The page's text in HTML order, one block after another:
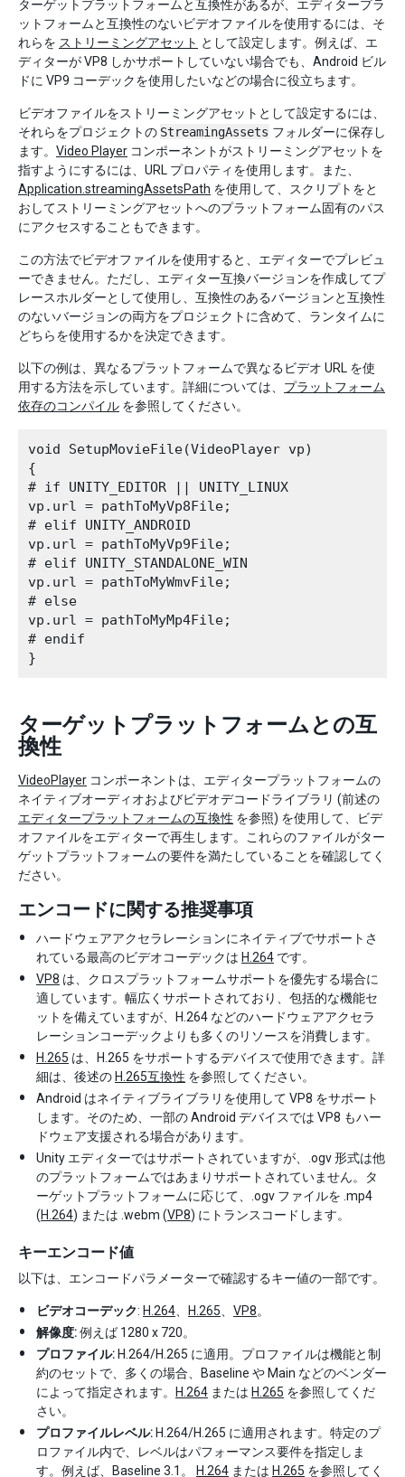
ターゲットプラットフォームと互換性があるが、エディタープラ
ットフォームと互換性のないビデオファイルを使用するには、そ
れらを ストリーミングアセット として設定します。例えば、エ
ディターが VP8 しかサポートしていない場合でも、Android ビル
ドに VP9 コーデックを使用したいなどの場合に役立ちます。
ビデオファイルをストリーミングアセットとして設定するには、
それらをプロジェクトの StreamingAssets フォルダーに保存し
ます。 Video Player コンポーネントがストリーミングアセットを
指すようにするには、URL プロパティを使用します。また、
Application.streamingAssetsPath を使用して、スクリプトをと
おしてストリーミングアセットへのプラットフォーム固有のパス
にアクセスすることもできます。
この方法でビデオファイルを使用すると、エディターでプレビュ
ーできません。ただし、エディター互換バージョンを作成してプ
レースホルダーとして使用し、互換性のあるバージョンと互換性
のないバージョンの両方をプロジェクトに含めて、ランタイムに
どちらを使用するかを決定できます。
以下の例は、異なるプラットフォームで異なるビデオ URL を使
用する方法を示しています。詳細については、 プラットフォーム
依存のコンパイル を参照してください。
void SetupMovieFile(VideoPlayer vp)
{
# if UNITY_EDITOR || UNITY_LINUX
vp.url = pathToMyVp8File;
# elif UNITY_ANDROID
vp.url = pathToMyVp9File;
# elif UNITY_STANDALONE_WIN
vp.url = pathToMyWmvFile;
# else
vp.url = pathToMyMp4File;
# endif
ターゲットプラットフォームとの互
換性
VideoPlayer コンポーネントは、エディタープラットフォームの
ネイティブオーディオおよびビデオデコードライブラリ (前述の
エディタープラットフォームの互換性 を参照) を使用して、ビデ
オファイルをエディターで再生します。これらのファイルがター
ゲットプラットフォームの要件を満たしていることを確認してく
ださい。
エンコードに関する推奨事項
ハードウェアアクセラレーションにネイティブでサポートさ
れている最高のビデオコーデックは H.264 です。
VP8 は、クロスプラットフォームサポートを優先する場合に
適しています。幅広くサポートされており、包括的な機能セ
ットを備えていますが、H.264 などのハードウェアアクセラ
レーションコーデックよりも多くのリソースを消費します。
H.265 は、H.265 をサポートするデバイスで使用できます。詳
細は、後述の H.265互換性 を参照してください。
Android はネイティブライブラリを使用して VP8 をサポート
します。そのため、一部の Android デバイスでは VP8 もハー
ドウェア支援される場合があります。
Unity エディターではサポートされていますが、.ogv 形式は他
のプラットフォームではあまりサポートされていません。タ
ーゲットプラットフォームに応じて、.ogv ファイルを .mp4
(H.264) または .webm (VP8) にトランスコードします。
キーエンコード値
以下は、エンコードパラメーターで確認するキー値の一部です。
ビデオコーデック: H.264 H.265 VP8。
解像度:例えば 1280 x 720。
プロファイル: H.264/H.265 に適用。プロファイルは機能と制
約のセットで、多くの場合、Baseline や Main などのベンダー
によって指定されます。
H.264 または H.265 を参照してくだ
さい。
プロファイルレベル: H.264/H.265 に適用されます。特定のプ
ロファイル内で、レベルはパフォーマンス要件を指定しま
す。例えば、Baseline 3.1。
H.264 または H.265 を参照してく